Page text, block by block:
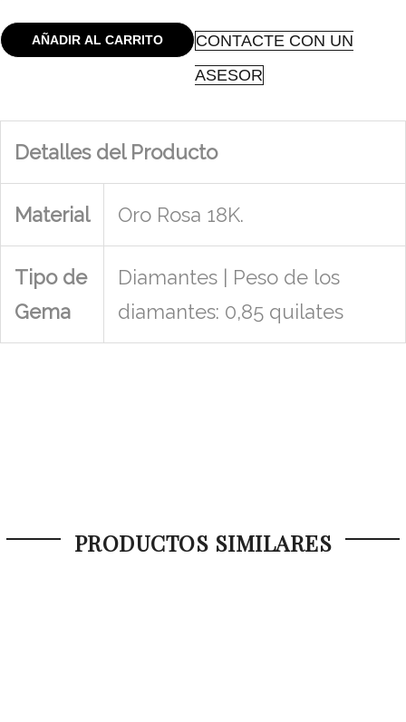
AÑADIR AL CARRITO
CONTACTE CON UN
ASESOR
Detalles del Producto
Material Oro Rosa 18K.
Tipo de
Gema
Diamantes | Peso de los
diamantes: 0,85 quilates
PRODUCTOS SIMILARES